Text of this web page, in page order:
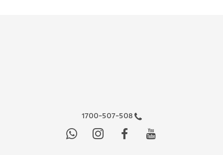
1700-507-508